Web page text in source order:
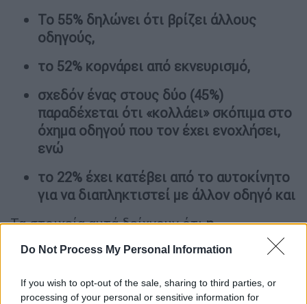
Do Not Process My Personal Information
If you wish to opt-out of the sale, sharing to third parties, or
processing of your personal or sensitive information for
Το 55% δηλώνει ότι βρίζει άλλους
οδηγούς,
το 52% κορνάρει από εκνευρισμό,
σχεδόν ένας στους δύο (45%)
παραδέχεται ότι «κολλάει» σκόπιμα στο
όχημα οδηγού που τον έχει ενοχλήσει,
ενώ
το 22% έχει κατέβει από το αυτοκίνητο
για να διαπληκτιστεί με άλλον οδηγό και
Τα στοιχεία αυτά δείχνουν ότιη
επιθετικότητα έχει πλέον ενσωματωθεί
στην καθημερινή οδηγική συμπεριφορά και
αντιμετωπίζεται από πολλούς ως σχεδόν
φυσιολογική αντίδραση.